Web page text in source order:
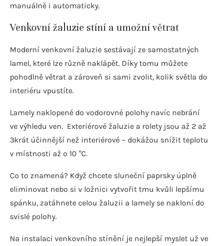
manuálně i automaticky.
Venkovní žaluzie stíní a umožní větrat
Moderní venkovní žaluzie sestávají ze samostatných
lamel, které lze různě naklápět. Díky tomu můžete
pohodlně větrat a zároveň si sami zvolit, kolik světla do
interiéru vpustíte.
Lamely naklopené do vodorovné polohy navíc nebrání
ve výhledu ven. Exteriérové žaluzie a rolety jsou až 2 až
3krát účinnější než interiérové – dokážou snížit teplotu
v místnosti až o 10 °C.
Co to znamená? Když chcete sluneční paprsky úplně
eliminovat nebo si v ložnici vytvořit tmu kvůli lepšímu
spánku, zatáhnete celou žaluzii a lamely se nakloní do
svislé polohy.
Na instalaci venkovního stínění je nejlepší myslet už ve